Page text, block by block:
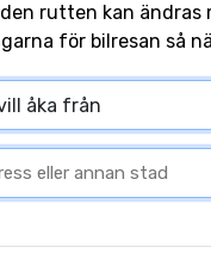
rutten kan ändras
för bilresan så